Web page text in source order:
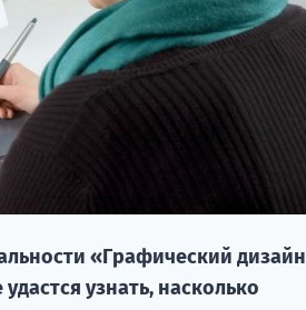
«Графический
узнать, насколько